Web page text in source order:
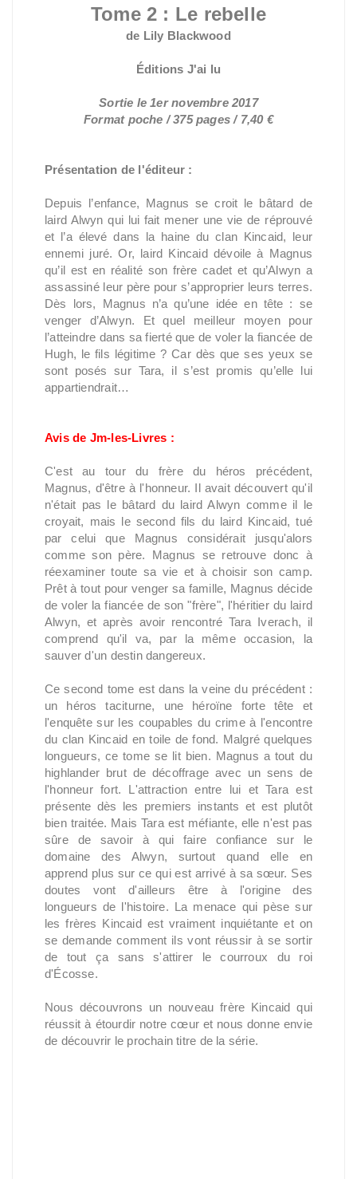
Tome 2 : Le rebelle
de Lily Blackwood
Éditions J'ai lu
Sortie le 1er novembre 2017
Format poche / 375 pages / 7,40 €
Présentation de l'éditeur :
Depuis l’enfance, Magnus se croit le bâtard de
laird Alwyn qui lui fait mener une vie de réprouvé
et l’a élevé dans la haine du clan Kincaid, leur
ennemi juré. Or, laird Kincaid dévoile à Magnus
qu’il est en réalité son frère cadet et qu’Alwyn a
assassiné leur père pour s’approprier leurs terres.
Dès lors, Magnus n’a qu’une idée en tête : se
venger d’Alwyn. Et quel meilleur moyen pour
l’atteindre dans sa fierté que de voler la fiancée de
Hugh, le fils légitime ? Car dès que ses yeux se
sont posés sur Tara, il s’est promis qu’elle lui
appartiendrait…
Avis de Jm-les-Livres :
C'est au tour du frère du héros précédent,
Magnus, d'être à l'honneur. Il avait découvert qu'il
n'était pas le bâtard du laird Alwyn comme il le
croyait, mais le second fils du laird Kincaid, tué
par celui que Magnus considérait jusqu'alors
comme son père. Magnus se retrouve donc à
réexaminer toute sa vie et à choisir son camp.
Prêt à tout pour venger sa famille, Magnus décide
de voler la fiancée de son "frère", l'héritier du laird
Alwyn, et après avoir rencontré Tara Iverach, il
comprend qu'il va, par la même occasion, la
sauver d'un destin dangereux.
Ce second tome est dans la veine du précédent :
un héros taciturne, une héroïne forte tête et
l'enquête sur les coupables du crime à l'encontre
du clan Kincaid en toile de fond. Malgré quelques
longueurs, ce tome se lit bien. Magnus a tout du
highlander brut de décoffrage avec un sens de
l'honneur fort. L'attraction entre lui et Tara est
présente dès les premiers instants et est plutôt
bien traitée. Mais Tara est méfiante, elle n'est pas
sûre de savoir à qui faire confiance sur le
domaine des Alwyn, surtout quand elle en
apprend plus sur ce qui est arrivé à sa sœur. Ses
doutes vont d'ailleurs être à l'origine des
longueurs de l'histoire. La menace qui pèse sur
les frères Kincaid est vraiment inquiétante et on
se demande comment ils vont réussir à se sortir
de tout ça sans s'attirer le courroux du roi
d'Écosse.
Nous découvrons un nouveau frère Kincaid qui
réussit à étourdir notre cœur et nous donne envie
de découvrir le prochain titre de la série.